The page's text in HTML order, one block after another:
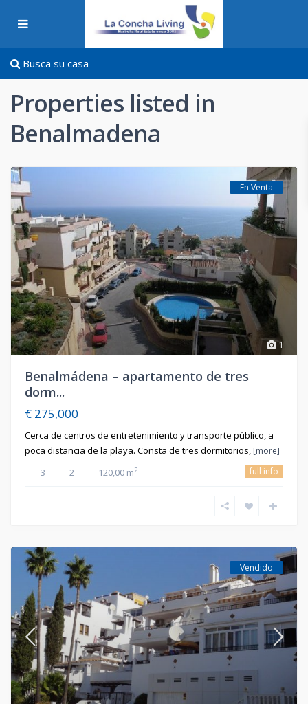
Busca su casa
Properties listed in
Benalmadena
1
En Venta
Benalmádena – apartamento de tres
dorm...
€ 275,000
Cerca de centros de entretenimiento y transporte público, a
poca distancia de la playa. Consta de tres dormitorios, [more]
3 2 120,00 m2 full info
Vendido